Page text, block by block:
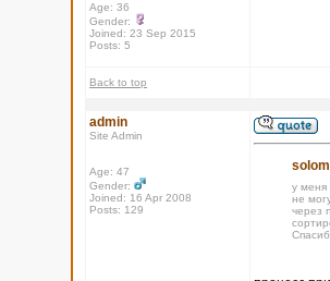
Age: 36
Gender:
Joined: 23 Sep 2015
Posts: 5
Back to top
admin
Site Admin
Age: 47
Gender:
Joined: 16 Apr 2008
Posts: 129
у меня
не
через